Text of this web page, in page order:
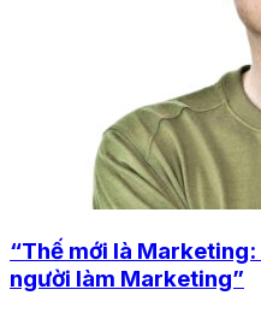
“Thế mới là
người làm Marketing”